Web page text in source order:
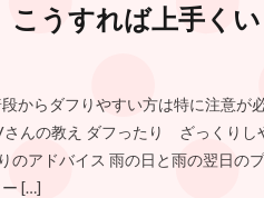
うすれば上手くい
からダフりやすい方は特に注意が
んの教え ダフったり ざっくりし
のアドバイス 雨の日と雨の翌日の
[…]